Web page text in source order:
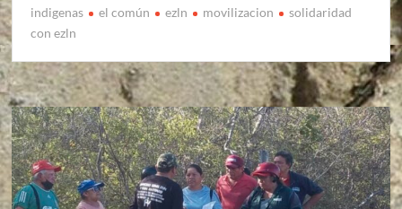
indigenas
el común ezln movilizacion
solidaridad
con ezln